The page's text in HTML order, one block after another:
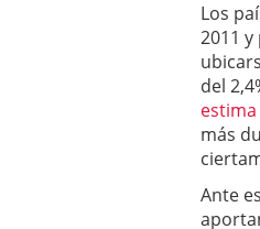
Los
2011
del
estima
más
Ante